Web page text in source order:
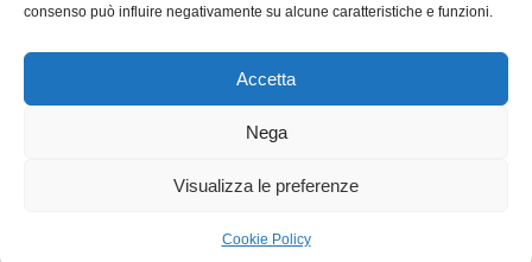
consenso può influire negativamente su alcune caratteristiche e funzioni.
Accetta
Nega
Visualizza le preferenze
Cookie Policy
© 2026 Fondazione Kalaritana Media